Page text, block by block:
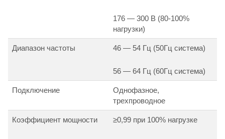
176 — 300 В (80-100%
нагрузки)
Диапазон частоты 46 — 54 Гц (50Гц система)
56 — 64 Гц (60Гц система)
Подключение
Однофазное,
трехпроводное
Коэффициент мощности ≥0,99 при 100% нагрузке